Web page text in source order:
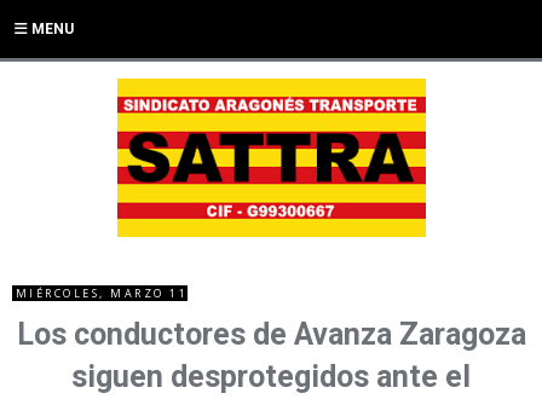
MENU
MIÉRCOLES, MARZO 11
Los conductores de Avanza Zaragoza
siguen desprotegidos ante el